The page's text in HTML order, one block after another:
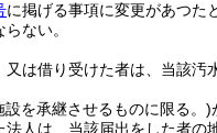
に掲げる事項に変更があつた
ない。
は借り受けた者は、当該汚
を承継させるものに限る。)
人は、当該届出をした者の